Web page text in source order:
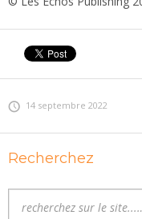
14 septembre 2022
Recherchez